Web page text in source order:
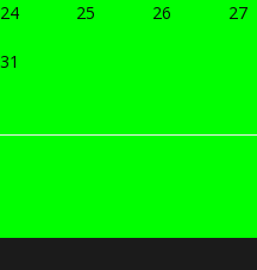
24 25 26 27
31